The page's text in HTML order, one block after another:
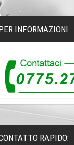
INFORMAZIONI:
RAPIDO: